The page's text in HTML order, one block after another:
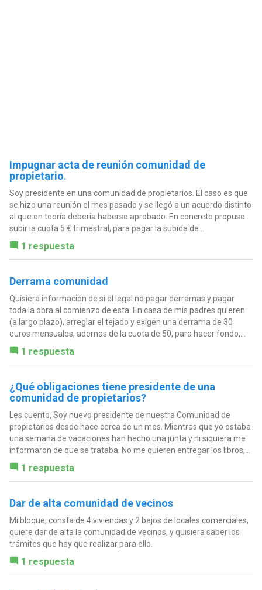
Impugnar acta de reunión comunidad de
propietario.
Soy presidente en una comunidad de propietarios. El caso es que
se hizo una reunión el mes pasado y se llegó a un acuerdo distinto
al que en teoría debería haberse aprobado. En concreto propuse
subir la cuota 5 € trimestral, para pagar la subida de...
1 respuesta
Derrama comunidad
Quisiera información de si el legal no pagar derramas y pagar
toda la obra al comienzo de esta. En casa de mis padres quieren
(a largo plazo), arreglar el tejado y exigen una derrama de 30
euros mensuales, ademas de la cuota de 50, para hacer fondo,...
1 respuesta
¿Qué obligaciones tiene presidente de una
comunidad de propietarios?
Les cuento, Soy nuevo presidente de nuestra Comunidad de
propietarios desde hace cerca de un mes. Mientras que yo estaba
una semana de vacaciones han hecho una junta y ni siquiera me
informaron de que se trataba. No me quieren entregar los libros,...
1 respuesta
Dar de alta comunidad de vecinos
Mi bloque, consta de 4 viviendas y 2 bajos de locales comerciales,
quiere dar de alta la comunidad de vecinos, y quisiera saber los
trámites que hay que realizar para ello.
1 respuesta